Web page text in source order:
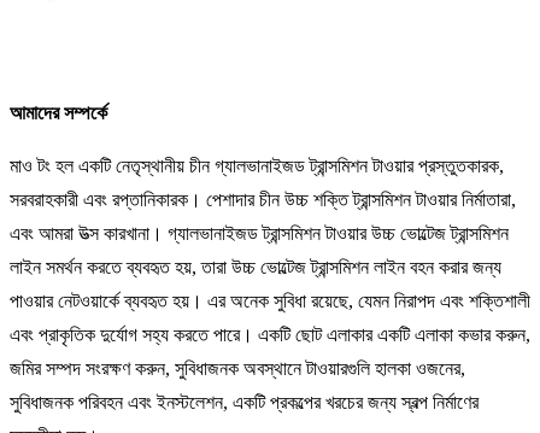
আমাদের সম্পর্কে
মাও টং হল একটি নেতৃস্থানীয় চীন গ্যালভানাইজড ট্রান্সমিশন টাওয়ার প্রস্তুতকারক,
সরবরাহকারী এবং রপ্তানিকারক। পেশাদার চীন উচ্চ শক্তি ট্রান্সমিশন টাওয়ার নির্মাতারা,
এবং আমরা উত্স কারখানা। গ্যালভানাইজড ট্রান্সমিশন টাওয়ার উচ্চ ভোল্টেজ ট্রান্সমিশন
লাইন সমর্থন করতে ব্যবহৃত হয়, তারা উচ্চ ভোল্টেজ ট্রান্সমিশন লাইন বহন করার জন্য
পাওয়ার নেটওয়ার্কে ব্যবহৃত হয়। এর অনেক সুবিধা রয়েছে, যেমন নিরাপদ এবং শক্তিশালী
এবং প্রাকৃতিক দুর্যোগ সহ্য করতে পারে। একটি ছোট এলাকার একটি এলাকা কভার করুন,
জমির সম্পদ সংরক্ষণ করুন, সুবিধাজনক অবস্থানে টাওয়ারগুলি হালকা ওজনের,
সুবিধাজনক পরিবহন এবং ইনস্টলেশন, একটি প্রকল্পের খরচের জন্য স্বল্প নির্মাণের